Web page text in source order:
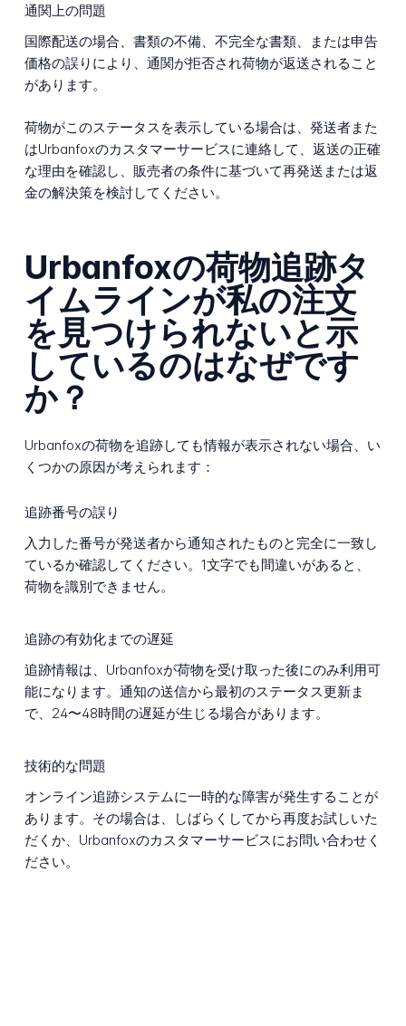
通関上の問題
国際配送の場合、書類の不備、不完全な書類、または申告
価格の誤りにより、通関が拒否され荷物が返送されること
があります。
荷物がこのステータスを表示している場合は、発送者また
はUrbanfoxのカスタマーサービスに連絡して、返送の正確
な理由を確認し、販売者の条件に基づいて再発送または返
金の解決策を検討してください。
Urbanfoxの荷物追跡タ
イムラインが私の注文
を見つけられないと示
しているのはなぜです
か？
Urbanfoxの荷物を追跡しても情報が表示されない場合、い
くつかの原因が考えられます：
追跡番号の誤り
入力した番号が発送者から通知されたものと完全に一致し
ているか確認してください。1文字でも間違いがあると、
荷物を識別できません。
追跡の有効化までの遅延
追跡情報は、Urbanfoxが荷物を受け取った後にのみ利用可
能になります。通知の送信から最初のステータス更新ま
で、24〜48時間の遅延が生じる場合があります。
技術的な問題
オンライン追跡システムに一時的な障害が発生することが
あります。その場合は、しばらくしてから再度お試しいた
だくか、Urbanfoxのカスタマーサービスにお問い合わせく
ださい。